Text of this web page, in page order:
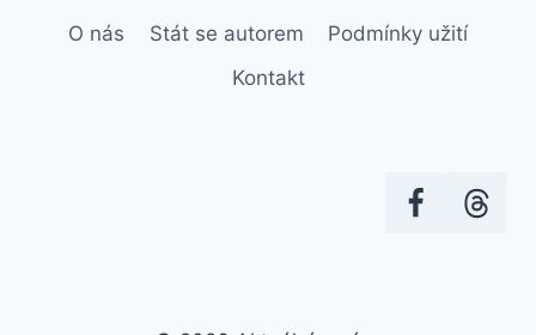
O nás Stát se autorem
Podmínky užití
Kontakt